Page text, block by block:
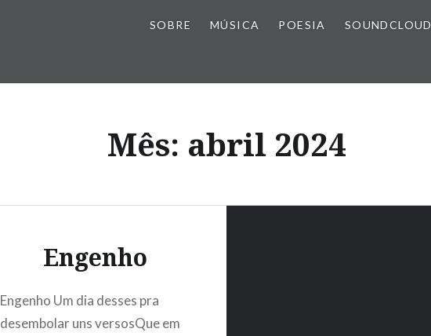
SOBRE MÚSICA POESIA SOUNDCLOUD
Mês: abril 2024
Engenho
Engenho Um dia desses pra
desembolar uns versosQue em